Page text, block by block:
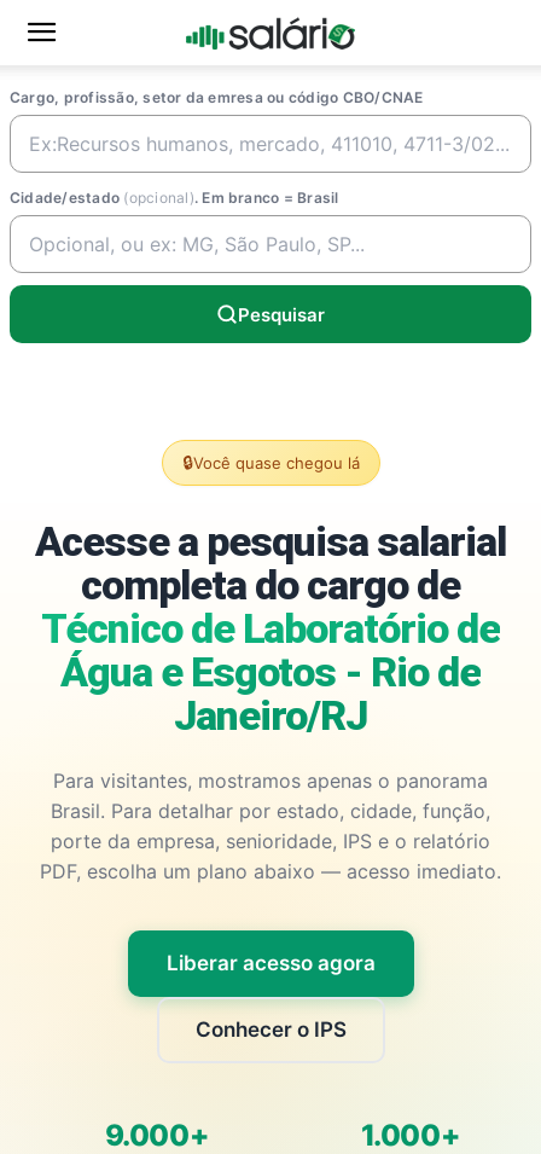
Cargo, profissão, setor da emresa ou código CBO/CNAE
Cidade/estado (opcional). Em branco = Brasil
Pesquisar
🔒Você quase chegou lá
Acesse a pesquisa salarial
completa do cargo de
Técnico de Laboratório de
Água e Esgotos - Rio de
Janeiro/RJ
Para visitantes, mostramos apenas o panorama
Brasil. Para detalhar por estado, cidade, função,
porte da empresa, senioridade, IPS e o relatório
PDF, escolha um plano abaixo — acesso imediato.
Liberar acesso agora
Conhecer o IPS
9.000+ 1.000+